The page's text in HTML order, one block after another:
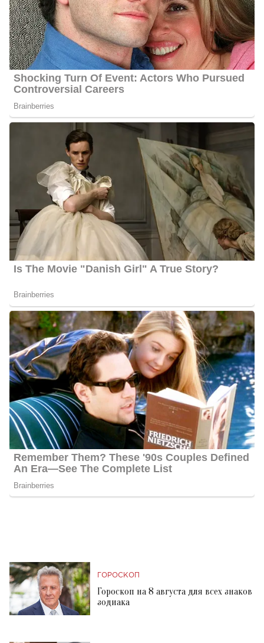
ГОРОСКОП
Гороскоп на 8 августа для всех знаков
зодиака